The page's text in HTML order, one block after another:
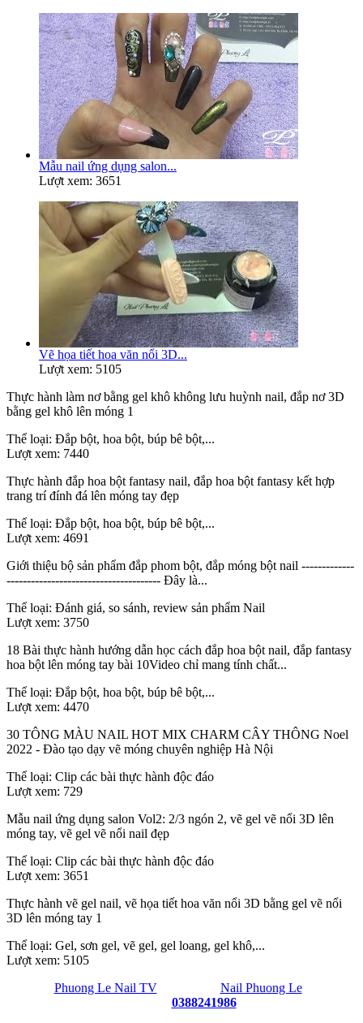
Mẫu nail ứng dụng salon...
Lượt xem: 3651
Vẽ họa tiết hoa văn nổi 3D...
Lượt xem: 5105
Thực hành làm nơ bằng gel khô không lưu huỳnh nail, đắp nơ 3D
bằng gel khô lên móng 1
Thể loại: Đắp bột, hoa bột, búp bê bột,...
Lượt xem: 7440
Thực hành đắp hoa bột fantasy nail, đắp hoa bột fantasy kết hợp
trang trí đính đá lên móng tay đẹp
Thể loại: Đắp bột, hoa bột, búp bê bột,...
Lượt xem: 4691
Giới thiệu bộ sản phẩm đắp phom bột, đắp móng bột nail -------------
-------------------------------------- Đây là...
Thể loại: Đánh giá, so sánh, review sản phẩm Nail
Lượt xem: 3750
18 Bài thực hành hướng dẫn học cách đắp hoa bột nail, đắp fantasy
hoa bột lên móng tay bài 10Video chỉ mang tính chất...
Thể loại: Đắp bột, hoa bột, búp bê bột,...
Lượt xem: 4470
30 TÔNG MÀU NAIL HOT MIX CHARM CÂY THÔNG Noel
2022 - Đào tạo dạy vẽ móng chuyên nghiệp Hà Nội
Thể loại: Clip các bài thực hành độc đáo
Lượt xem: 729
Mẫu nail ứng dụng salon Vol2: 2/3 ngón 2, vẽ gel vẽ nổi 3D lên
móng tay, vẽ gel vẽ nổi nail đẹp
Thể loại: Clip các bài thực hành độc đáo
Lượt xem: 3651
Thực hành vẽ gel nail, vẽ họa tiết hoa văn nổi 3D bằng gel vẽ nổi
3D lên móng tay 1
Thể loại: Gel, sơn gel, vẽ gel, gel loang, gel khô,...
Lượt xem: 5105
Phuong Le Nail TV
Nail Phuong Le
0388241986